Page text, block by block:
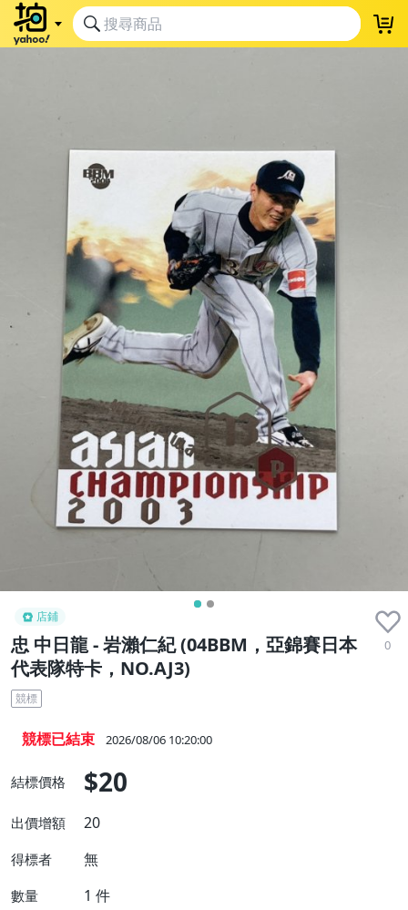
店鋪
忠 中日龍 - 岩瀨仁紀 (04BBM，亞錦賽日本
代表隊特卡，NO.AJ3)
0
競標
競標已結束 2026/08/06 10:20:00
結標價格 $20
出價增額 20
得標者 無
數量 1 件